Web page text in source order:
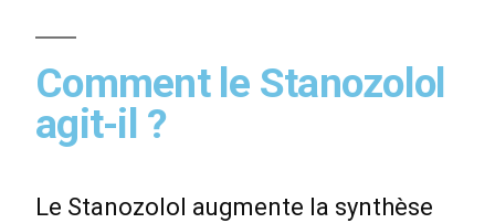
Comment le Stanozolol
agit-il ?
Le Stanozolol augmente la synthèse